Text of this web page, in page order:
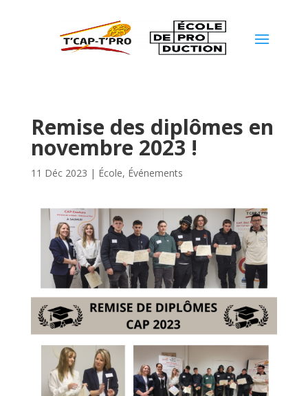
Remise des diplômes en
novembre 2023 !
11 Déc 2023 | École, Événements